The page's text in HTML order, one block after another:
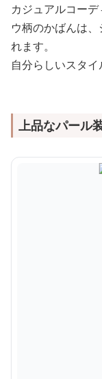
カジュアルコー
ウ柄のかばんは
れます。
自分らしいスタイ
上品なパール